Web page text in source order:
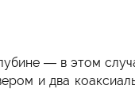
— в этом
и два